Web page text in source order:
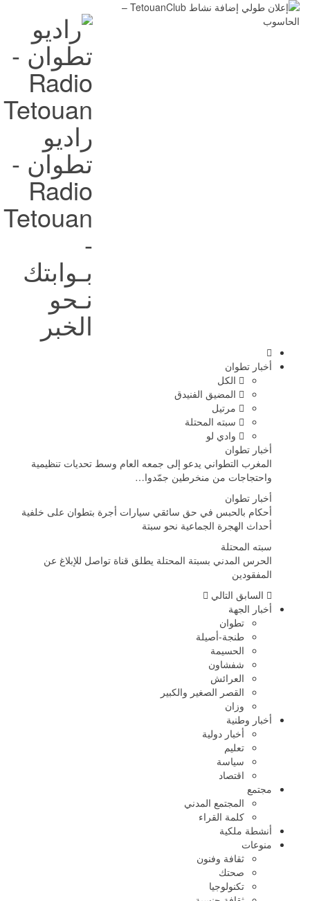
راديو
تطوان -
Radio
Tetouan
-
بـوابتك
نـحو
الخبر
أخبار تطوان
الكل
المضيق الفنيدق
مرتيل
سبته المحتلة
وادي لو
أخبار تطوان
المغرب التطواني يدعو إلى جمعه العام وسط تحديات تنظيمية
واحتجاجات من منخرطين جمّدوا…
أخبار تطوان
أحكام بالحبس في حق سائقي سيارات أجرة بتطوان على خلفية
أحداث الهجرة الجماعية نحو سبتة
سبته المحتلة
الحرس المدني بسبتة المحتلة يطلق قناة تواصل للإبلاغ عن
المفقودين
السابق التالي
أخبار الجهة
تطوان
طنجة-أصيلة
الحسيمة
شفشاون
العرائش
القصر الصغير والكبير
وزان
أخبار وطنية
أخبار دولية
تعليم
سياسة
اقتصاد
مجتمع
المجتمع المدني
كلمة القراء
أنشطة ملكية
منوعات
ثقافة وفنون
صحتك
تكنولوجيا